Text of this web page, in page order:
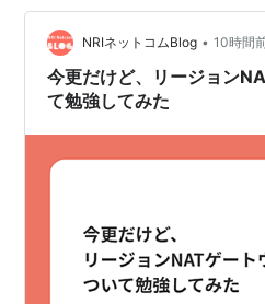
NRIネットコムBlog • 10時間
今更だけど、リージョン
て勉強してみた